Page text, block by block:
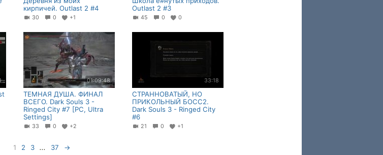
кирпичей. Outlast 2 #4
30 0 +1
Outlast 2 #3
45 0 0
01:09:48
ТЕМНАЯ ДУША. ФИНАЛ
ВСЕГО. Dark Souls 3 -
Ringed City #7 [PC, Ultra
Settings]
33 0 +2
33:18
СТРАННОВАТЫЙ, НО
ПРИКОЛЬНЫЙ БОСС2.
Dark Souls 3 - Ringed City
#6
21 0 +1
1 2 3 ... 37 →